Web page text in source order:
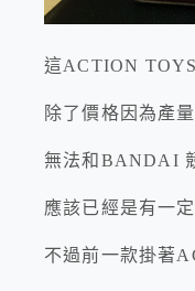
這ACTION
除了價格因為產
無法和BANDAI
應該已經是有一
不過前一款掛著